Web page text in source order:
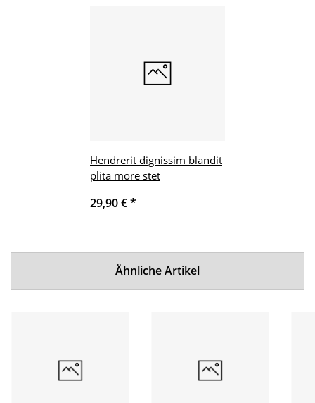
Hendrerit dignissim blandit
plita more stet
29,90 €*
Ähnliche Artikel